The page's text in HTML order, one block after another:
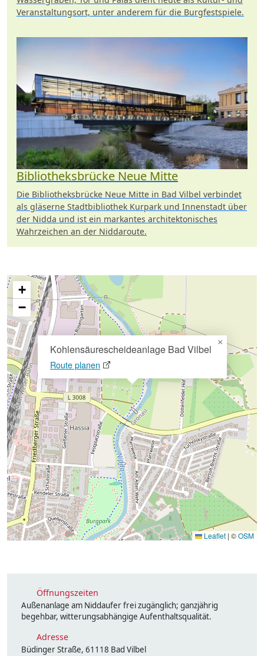
Veranstaltungsort, unter anderem für die Burgfestspiele.
Bibliotheksbrücke Neue Mitte
Die Bibliotheksbrücke Neue Mitte in Bad Vilbel verbindet
als gläserne Stadtbibliothek Kurpark und Innenstadt über
der Nidda und ist ein markantes architektonisches
Wahrzeichen an der Niddaroute.
Kohlensäurescheideanlage Bad Vilbel
Route planen
×
+
−
Leaflet | ©OSM
Öffnungszeiten
Außenanlage am Niddaufer frei zugänglich; ganzjährig
begehbar, witterungsabhängige Aufenthaltsqualität.
Adresse
Büdinger Straße, 61118 Bad Vilbel